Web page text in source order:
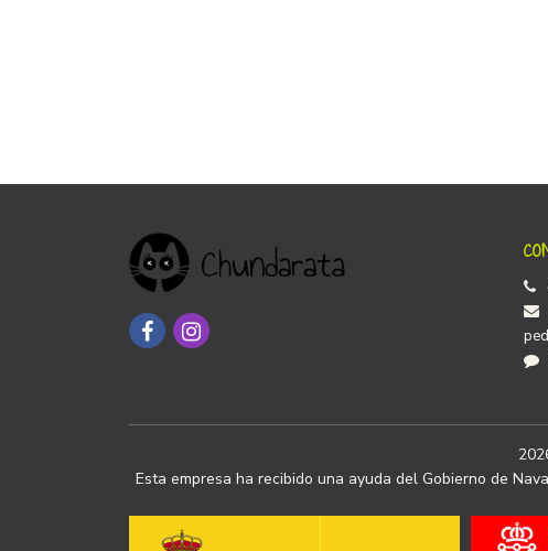
Esta empresa ha recibido una ayuda del Gobierno de